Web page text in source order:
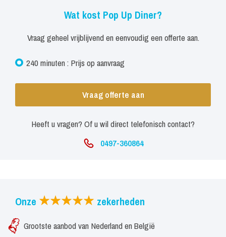
obers worden gepresenteerd. Zo snel dit diner 'op popt', zo snel
Wat kost Pop Up Diner?
Vraag geheel vrijblijvend en eenvoudig een offerte aan.
240 minuten : Prijs op aanvraag
Vraag offerte aan
Heeft u vragen? Of u wil direct telefonisch contact?
0497-360864
Onze zekerheden
Grootste aanbod van Nederland en België